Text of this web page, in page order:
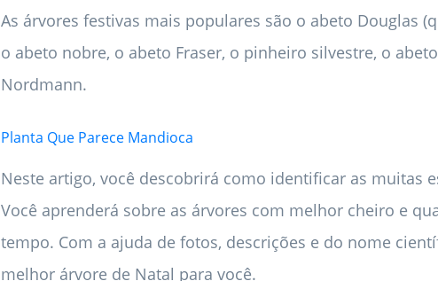
As árvores festivas mais populares são o abeto Douglas
o abeto nobre, o abeto Fraser, o pinheiro silvestre, o
Nordmann.
Planta Que Parece Mandioca
Neste artigo, você descobrirá como identificar as muitas
Você aprenderá sobre as árvores com melhor cheiro e
tempo. Com a ajuda de fotos, descrições e do nome
melhor árvore de Natal para você.